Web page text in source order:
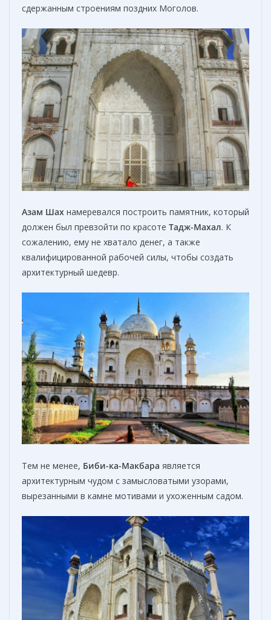
сдержанным строениям поздних Моголов.
Азам Шах намеревался построить памятник, который
должен был превзойти по красоте Тадж-Махал. К
сожалению, ему не хватало денег, а также
квалифицированной рабочей силы, чтобы создать
архитектурный шедевр.
Тем не менее, Биби-ка-Maкбара является
архитектурным чудом с замысловатыми узорами,
вырезанными в камне мотивами и ухоженным садом.